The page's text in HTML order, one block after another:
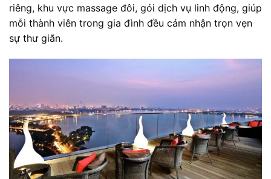
riêng, khu vực massage đôi, gói dịch vụ linh động, giúp
mỗi thành viên trong gia đình đều cảm nhận trọn vẹn
sự thư giãn.